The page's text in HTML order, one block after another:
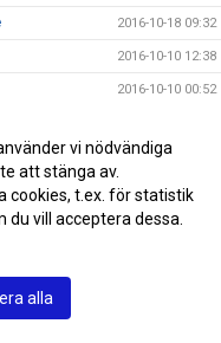
2016-10-18 09:32
2016-10-10 12:38
2016-10-10 00:52
2016-10-02 22:00
2016-10-02 12:22
2016-10-01 20:01
vi nödvändiga
att stänga av.
cookies, t.ex. för statistik
du vill acceptera dessa.
alla